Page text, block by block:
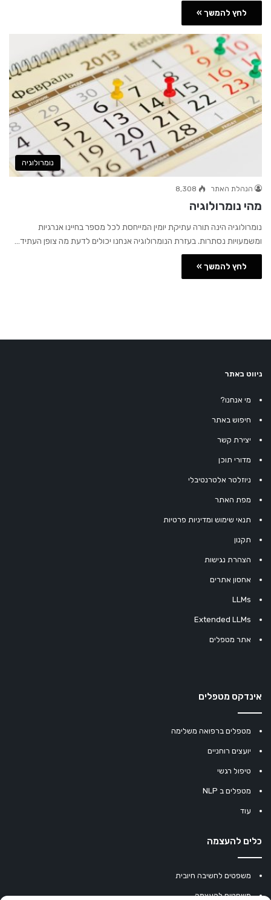
לחץ להמשך »
נומרולוגיה
הנהלת האתר 8,308
מהי נומרולוגיה
נומרולוגיה הינה תורה עתיקת יומין המייחסת לכל מספר בחיינו אנרגיות
ומשמעויות נסתרות. בעזרת הנומרולוגיה אנחנו יכולים לדעת מה צופן העתיד…
לחץ להמשך »
ניווט באתר
מי אנחנו?
חיפוש באתר
יצירת קשר
מדורי תוכן
ניוזלטר אלטרנטיבלי
מפת האתר
תנאי שימוש ומדיניות פרטיות
תקנון
הצהרת נגישות
אחסון אתרים
LLMs
Extended LLMs
אתר מטפלים
אינדקס מטפלים
מטפלים ברפואה משלימה
יועצים רוחניים
טיפול רגשי
מטפלים ב NLP
עוד
כלים להעצמה
משפטים לחשיבה חיובית
משפטים להעצמה